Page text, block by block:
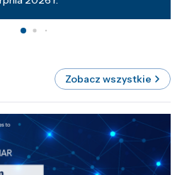
Zobacz wszystkie